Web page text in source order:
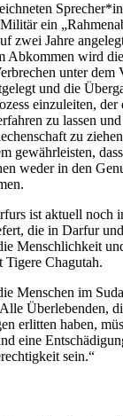
ein
zwei Jahre
Abkommen wird die
unter dem
und die
einzuleiten, der
zu lassen
zu
gewährleisten,
weder in den
ist aktuell noch
die in Darfur
Menschlichkeit
Tigere Chagutah.
Menschen im
Überlebenden,
erlitten haben,
eine
sein.“